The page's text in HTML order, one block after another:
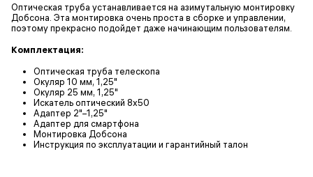
Оптическая труба устанавливается на азимутальную монтировку
Добсона. Эта монтировка очень проста в сборке и управлении,
поэтому прекрасно подойдет даже начинающим пользователям.
Комплектация:
Оптическая труба телескопа
Окуляр 10 мм, 1,25"
Окуляр 25 мм, 1,25"
Искатель оптический 8x50
Адаптер 2"–1,25"
Адаптер для смартфона
Монтировка Добсона
Инструкция по эксплуатации и гарантийный талон